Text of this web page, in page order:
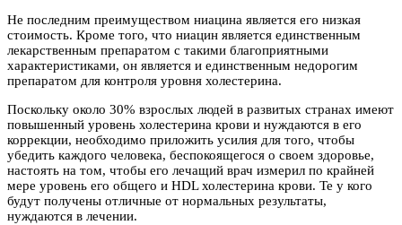
Не последним преимуществом ниацина является его низкая
стоимость. Кроме того, что ниацин является единственным
лекарственным препаратом с такими благоприятными
характеристиками, он является и единственным недорогим
препаратом для контроля уровня холестерина.
Поскольку около 30% взрослых людей в развитых странах имеют
повышенный уровень холестерина крови и нуждаются в его
коррекции, необходимо приложить усилия для того, чтобы
убедить каждого человека, беспокоящегося о своем здоровье,
настоять на том, чтобы его лечащий врач измерил по крайней
мере уровень его общего и HDL холестерина крови. Те у кого
будут получены отличные от нормальных результаты,
нуждаются в лечении.